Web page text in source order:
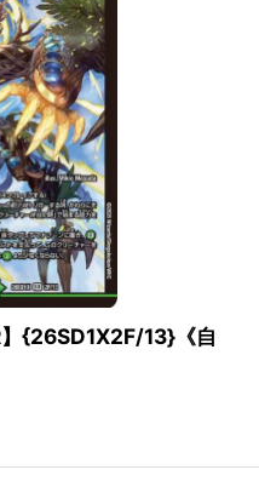
】{26SD1X2F/13}《自